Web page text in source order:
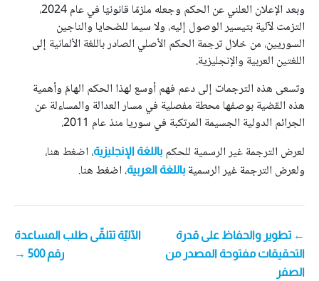
وبعد الإعلان العلني عن الحكم وجعله ملزمًا قانونيًا في عام 2024،
التزمت لآلية بتيسير الوصول إليه، ولا سيما للضحايا والناجين
السوريين، من خلال ترجمة الحكم الأصلي الصادر باللغة الألمانية إلى
اللغتين العربية والإنجليزية.
وتسعى هذه الترجمات إلى دعم فهم أوسع لهذا الحكم الهامّ وأهمية
هذه القضية بوصفها محطة مفصلية في مسار العدالة والمساءلة عن
الجرائم الدولية الجسيمة المرتكبة في سوريا منذ عام 2011.
لعرض الترجمة غير الرسمية للحكم باللغة الإنجليزية، اضغط هنا،
ولعرض الترجمة غير الرسمية باللغة العربية، اضغط هنا.
POST
NAVIGATION
← تطوير والحفاظ على قدرة
التحقيقات مفتوحة المصدر من
الصفر
الآليّة تتلقّى طلب المساعدة
رقم 500 →